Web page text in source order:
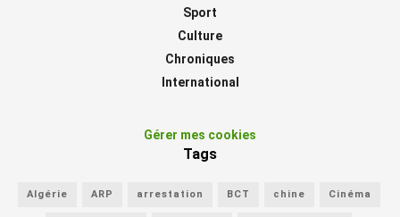
Sport
Culture
Chroniques
International
Gérer mes cookies
Tags
Algérie ARP arrestation BCT chine Cinéma